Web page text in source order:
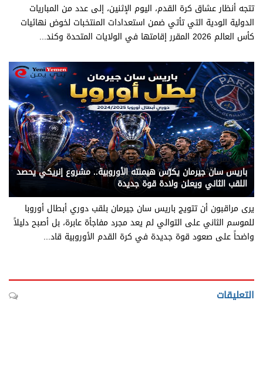
تتجه أنظار عشاق كرة القدم، اليوم الإثنين، إلى عدد من المباريات
الدولية الودية التي تأتي ضمن استعدادات المنتخبات لخوض نهائيات
كأس العالم 2026 المقرر إقامتها في الولايات المتحدة وكند...
يني يمن - متابعات
باريس سان جيرمان يكرّس هيمنته الأوروبية.. مشروع إنريكي يحصد
اللقب الثاني ويعلن ولادة قوة جديدة
يرى مراقبون أن تتويج باريس سان جيرمان بلقب دوري أبطال أوروبا
للموسم الثاني على التوالي لم يعد مجرد مفاجأة عابرة، بل أصبح دليلاً
واضحاً على صعود قوة جديدة في كرة القدم الأوروبية قاد...
التعليقات